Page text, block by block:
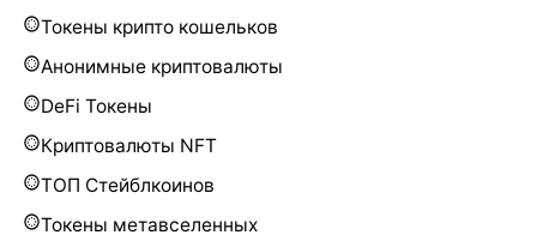
Токены крипто кошельков
Анонимные криптовалюты
DeFi Токены
Криптовалюты NFT
ТОП Стейблкоинов
Токены метавселенных